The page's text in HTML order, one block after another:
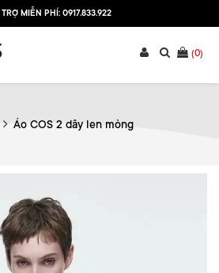
TRỢ MIỄN PHÍ: 0917.833.922
(0)
Áo COS 2 dây len mỏng